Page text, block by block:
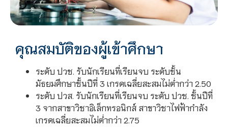
คุณสมบัติของผู้เข้าศึกษา
ระดับ ปวช. รับนักเรียนที่เรียนจบ ระดับชั้น
มัธยมศึกษาชั้นปีที่ 3 เกรดเฉลี่ยสะสมไม่ต่ำกว่า 2.50
ระดับ ปวส. รับนักเรียนที่เรียนจบ ระดับ ปวช. ชั้นปีที่
3 จากสาขาวิชาอิเล็กทรอนิกส์ สาขาวิชาไฟฟ้ากำลัง
เกรดเฉลี่ยสะสมไม่ต่ำกว่า 2.75